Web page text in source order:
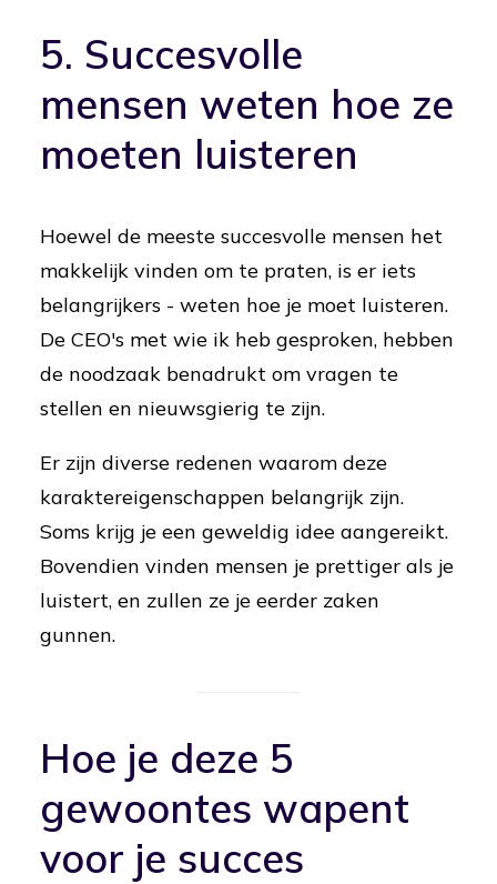
5. Succesvolle
mensen weten hoe ze
moeten luisteren
Hoewel de meeste succesvolle mensen het
makkelijk vinden om te praten, is er iets
belangrijkers - weten hoe je moet luisteren.
De CEO's met wie ik heb gesproken, hebben
de noodzaak benadrukt om vragen te
stellen en nieuwsgierig te zijn.
Er zijn diverse redenen waarom deze
karaktereigenschappen belangrijk zijn.
Soms krijg je een geweldig idee aangereikt.
Bovendien vinden mensen je prettiger als je
luistert, en zullen ze je eerder zaken
gunnen.
Hoe je deze 5
gewoontes wapent
voor je succes